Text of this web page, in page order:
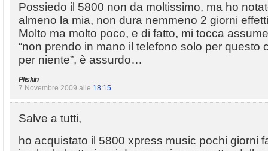
Possiedo il 5800 non da moltissimo, ma ho
almeno la mia, non dura nemmeno 2 giorni
Molto ma molto poco, e di fatto, mi tocca
“non prendo in mano il telefono solo per questo
per niente”, è assurdo…
Pliskin
7 Novembre 2009 alle 18:15
Salve a tutti,
ho acquistato il 5800 xpress music pochi giorni